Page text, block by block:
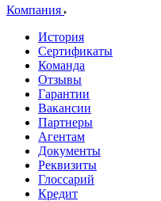
Компания
История
Сертификаты
Команда
Отзывы
Гарантии
Вакансии
Партнеры
Агентам
Документы
Реквизиты
Глоссарий
Кредит